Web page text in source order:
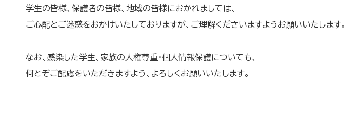
学生の皆様、保護者の皆様、地域の皆様におかれましては、
ご心配とご迷惑をおかけいたしておりますが、ご理解くださいますようお願いいたします。
なお、感染した学生、家族の人権尊重・個人情報保護についても、
何とぞご配慮をいただきますよう、よろしくお願いいたします。